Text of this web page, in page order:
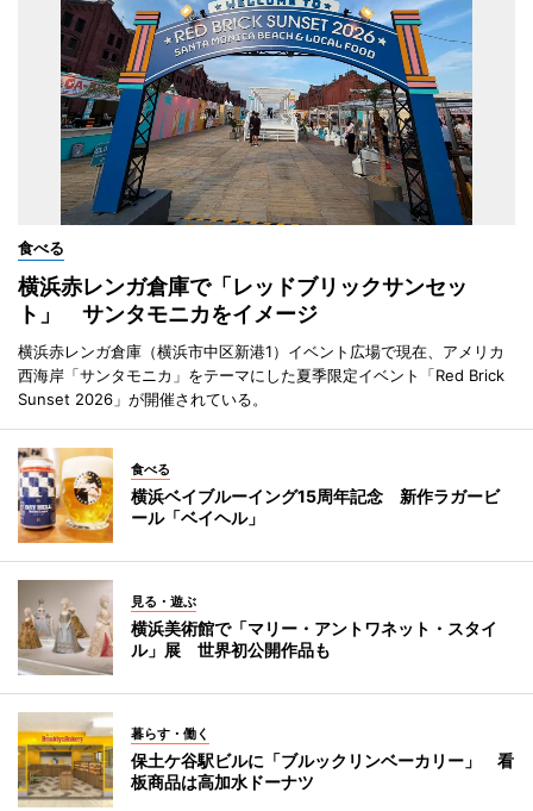
食べる
横浜赤レンガ倉庫で「レッドブリックサンセッ
ト」 サンタモニカをイメージ
横浜赤レンガ倉庫（横浜市中区新港1）イベント広場で現在、アメリカ
西海岸「サンタモニカ」をテーマにした夏季限定イベント「Red Brick
Sunset 2026」が開催されている。
食べる
横浜ベイブルーイング15周年記念 新作ラガービ
ール「ベイヘル」
見る・遊ぶ
横浜美術館で「マリー・アントワネット・スタイ
ル」展 世界初公開作品も
暮らす・働く
保土ケ谷駅ビルに「ブルックリンベーカリー」 看
板商品は高加水ドーナツ